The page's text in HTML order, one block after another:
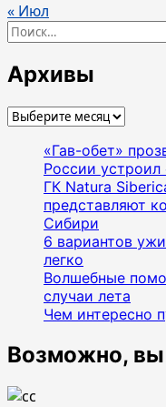
« Июл
Найти:
Архивы
Архивы
«Гав-обет»
России устроил
ГК Natura
представляют
Сибири
6 вариантов
легко
Волшебные
случаи лета
Чем интересно
Возможно, вы